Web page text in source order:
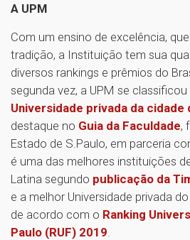
A UPM
Com um ensino de excelência,
tradição, a Instituição tem sua
diversos rankings e prêmios do
segunda vez, a UPM se
Universidade privada da cidade
destaque no Guia da Faculdade,
Estado de S.Paulo, em parceria
é uma das melhores instituições
Latina segundo publicação da
e a melhor Universidade privada
de acordo com o Ranking
Paulo (RUF) 2019